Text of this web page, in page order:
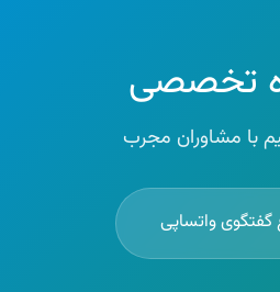
تخصصی
با مشاوران مجرب
واتساپی